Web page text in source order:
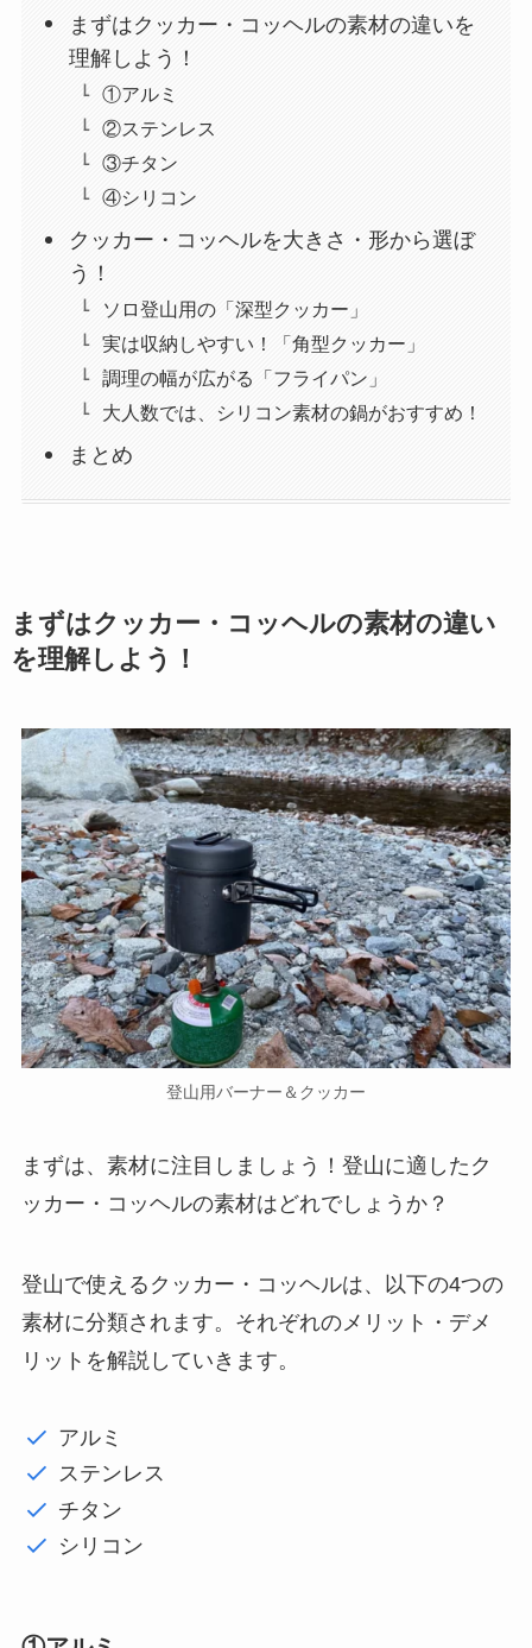
まずはクッカー・コッヘルの素材の違いを
理解しよう！
①アルミ
②ステンレス
③チタン
④シリコン
クッカー・コッヘルを大きさ・形から選ぼ
う！
ソロ登山用の「深型クッカー」
実は収納しやすい！「角型クッカー」
調理の幅が広がる「フライパン」
大人数では、シリコン素材の鍋がおすすめ！
まとめ
まずはクッカー・コッヘルの素材の違い
を理解しよう！
登山用バーナー＆クッカー
まずは、素材に注目しましょう！登山に適したク
ッカー・コッヘルの素材はどれでしょうか？
登山で使えるクッカー・コッヘルは、以下の4つの
素材に分類されます。それぞれのメリット・デメ
リットを解説していきます。
アルミ
ステンレス
チタン
シリコン